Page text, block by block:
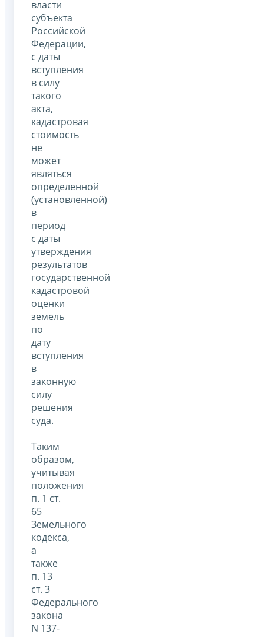
власти
субъекта
Российской
Федерации,
с даты
вступления
в силу
такого
акта,
кадастровая
стоимость
не
может
являться
определенной
(установленной)
в
период
с даты
утверждения
результатов
государственной
кадастровой
оценки
земель
по
дату
вступления
в
законную
силу
решения
суда.
Таким
образом,
учитывая
положения
п. 1 ст.
65
Земельного
кодекса,
а
также
п. 13
ст. 3
Федерального
закона
N 137-